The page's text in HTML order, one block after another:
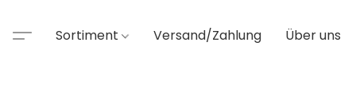
Sortiment Versand/Zahlung Über uns